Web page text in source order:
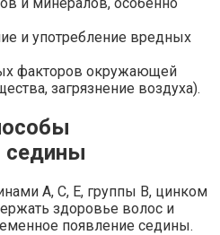
и употребление вредных
факторов окружающей
загрязнение воздуха).
седины
A, C, E, группы В, цинком
здоровье волос и
появление седины.